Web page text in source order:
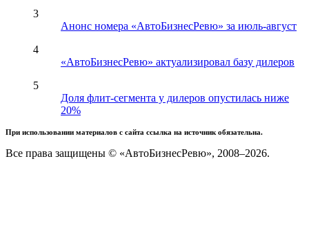
3
Анонс номера «АвтоБизнесРевю» за июль-август
4
«АвтоБизнесРевю» актуализировал базу дилеров
5
Доля флит-сегмента у дилеров опустилась ниже
20%
При использовании материалов с сайта ссылка на источник обязательна.
Все права защищены © «АвтоБизнесРевю», 2008–2026.